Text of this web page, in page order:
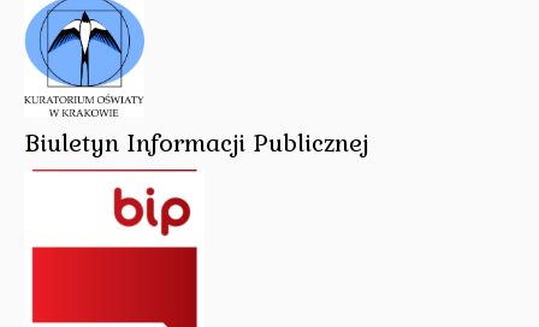
Biuletyn Informacji Publicznej